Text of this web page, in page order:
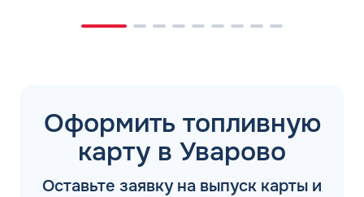
Оформить топливную
карту в Уварово
Оставьте заявку на выпуск карты и